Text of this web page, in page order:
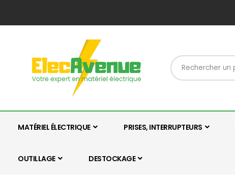
MATÉRIEL ÉLECTRIQUE PRISES, INTERRUPTEURS
OUTILLAGE DESTOCKAGE